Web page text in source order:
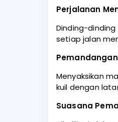
Perjalanan
Dinding-
setiap jalan
Menyaksikan
kuil dengan
Suasana